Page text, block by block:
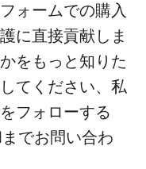
ォームでの購入
に直接貢献しま
をもっと知りた
てください、私
フォローする
でお問い合わ